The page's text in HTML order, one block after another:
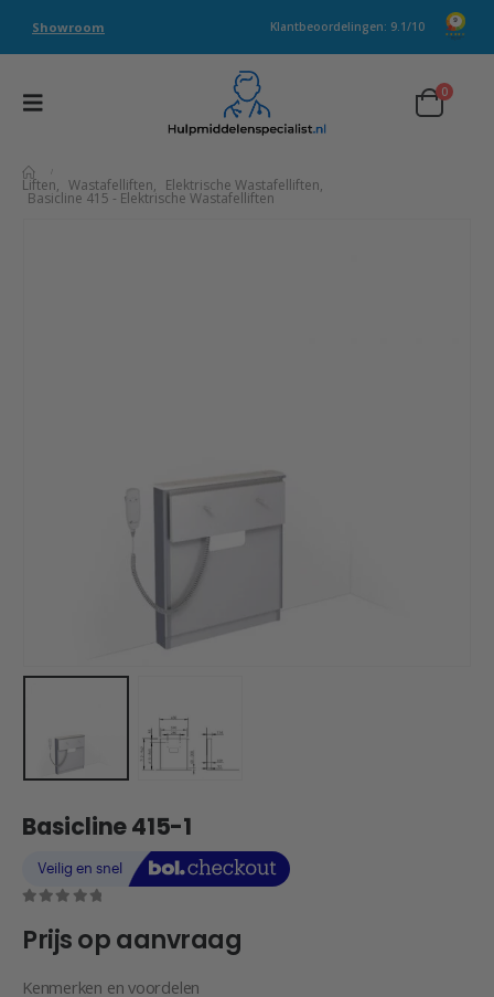
Showroom Klantbeoordelingen: 9.1/10
0
Liften, Wastafelliften, Elektrische Wastafelliften,
Basicline 415 - Elektrische Wastafelliften
Basicline 415-1
Prijs op aanvraag
Kenmerken en voordelen